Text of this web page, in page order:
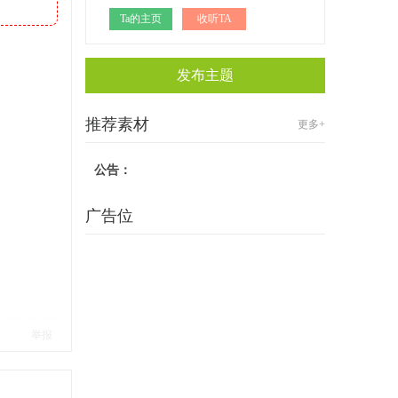
Ta的主页 收听TA
发布主题
推荐素材 更多+
公告：
广告位